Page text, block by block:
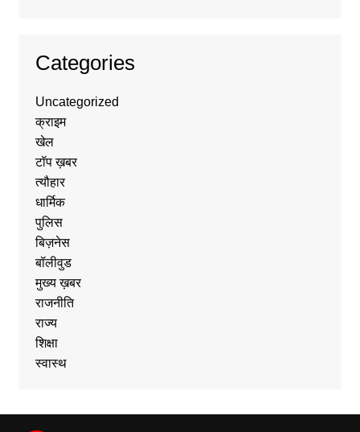
Categories
Uncategorized
क्राइम
खेल
टॉप ख़बर
त्यौहार
धार्मिक
पुलिस
बिज़नेस
बॉलीवुड
मुख्य ख़बर
राजनीति
राज्य
शिक्षा
स्वास्थ